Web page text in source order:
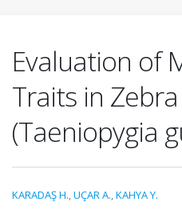
Evaluation of
Traits in
(Taeniopygia
KARADAŞ H.,UÇAR A.,KAHYA Y.